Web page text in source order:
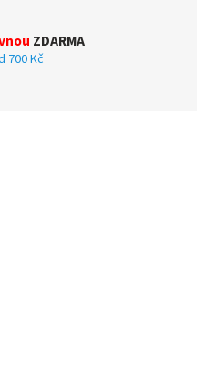
ZDARMA
700 Kč